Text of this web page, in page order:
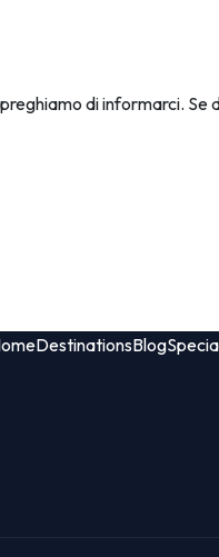
di informarci. Se
DestinationsBlog